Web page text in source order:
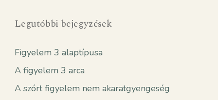
Legutóbbi bejegyzések
Figyelem 3 alaptípusa
A figyelem 3 arca
A szórt figyelem nem akaratgyengeség